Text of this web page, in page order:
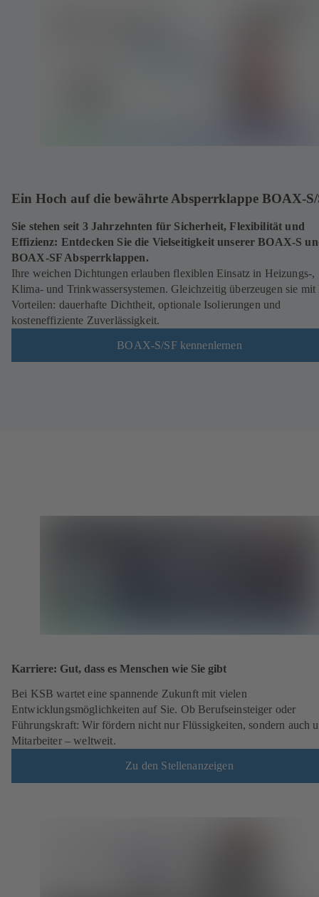
Ein Hoch auf die bewährte Absperrklappe BOAX-
Sie stehen seit 3 Jahrzehnten für Sicherheit, Flexibilität und
Effizienz: Entdecken Sie die Vielseitigkeit unserer BOAX-S
BOAX-SF Absperrklappen.
Ihre weichen Dichtungen erlauben flexiblen Einsatz in Heizungs-,
Klima- und Trinkwassersystemen. Gleichzeitig überzeugen sie mit
Vorteilen: dauerhafte Dichtheit, optionale Isolierungen und
kosteneffiziente Zuverlässigkeit.
BOAX-S/SF kennenlernen
Karriere: Gut, dass es Menschen wie Sie gibt
Bei KSB wartet eine spannende Zukunft mit vielen
Entwicklungsmöglichkeiten auf Sie. Ob Berufseinsteiger oder
Führungskraft: Wir fördern nicht nur Flüssigkeiten, sondern auch
Mitarbeiter – weltweit.
Zu den Stellenanzeigen